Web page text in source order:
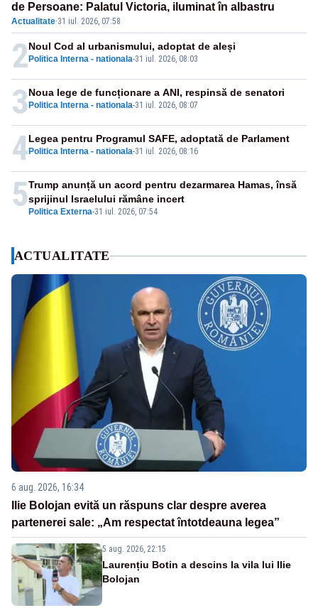
de Persoane: Palatul Victoria, iluminat în albastru
Actualitate·31 iul. 2026, 07:58
2 Politica Interna - nationala-31 iul. 2026, 08:03
Noul Cod al urbanismului, adoptat de aleși
3 Politica Interna - nationala-31 iul. 2026, 08:07
Noua lege de funcționare a ANI, respinsă de senatori
4 Politica Interna - nationala-31 iul. 2026, 08:16
Legea pentru Programul SAFE, adoptată de Parlament
5 Politica Externa-31 iul. 2026, 07:54
Trump anunță un acord pentru dezarmarea Hamas, însă
sprijinul Israelului rămâne incert
ACTUALITATE
6 aug. 2026, 16:34
Ilie Bolojan evită un răspuns clar despre averea
partenerei sale: „Am respectat întotdeauna legea”
5 aug. 2026, 22:15
Laurențiu Botin a descins la vila lui Ilie
Bolojan